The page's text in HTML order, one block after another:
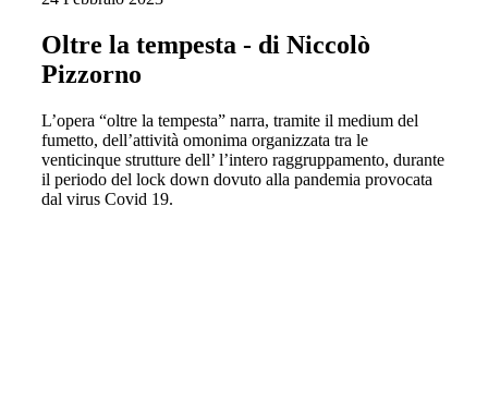
Oltre la tempesta - di Niccolò
Pizzorno
L’opera “oltre la tempesta” narra, tramite il medium del
fumetto, dell’attività omonima organizzata tra le
venticinque strutture dell’ l’intero raggruppamento, durante
il periodo del lock down dovuto alla pandemia provocata
dal virus Covid 19.